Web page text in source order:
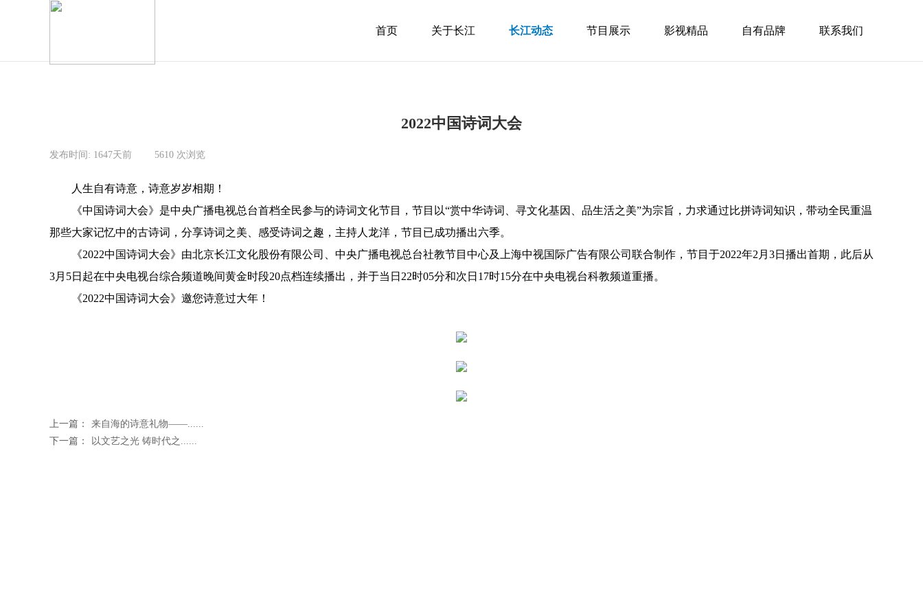
首页 关于长江 长江动态 节目展示 影视精品 自有品牌 联系我们
2022中国诗词大会
发布时间: 1647天前 5610 次浏览
人生自有诗意，诗意岁岁相期！
《中国诗词大会》是中央广播电视总台首档全民参与的诗词文化节目，节目以“赏中华诗词、寻文化基因、品生活之美”为宗旨，力求通过比拼诗词知识，带动全民重温
那些大家记忆中的古诗词，分享诗词之美、感受诗词之趣，主持人龙洋，节目已成功播出六季。
《2022中国诗词大会》由北京长江文化股份有限公司、中央广播电视总台社教节目中心及上海中视国际广告有限公司联合制作，节目于2022年2月3日播出首期，此后从
3月5日起在中央电视台综合频道晚间黄金时段20点档连续播出，并于当日22时05分和次日17时15分在中央电视台科教频道重播。
《2022中国诗词大会》邀您诗意过大年！
上一篇：
来自海的诗意礼物——......
下一篇：
以文艺之光 铸时代之......